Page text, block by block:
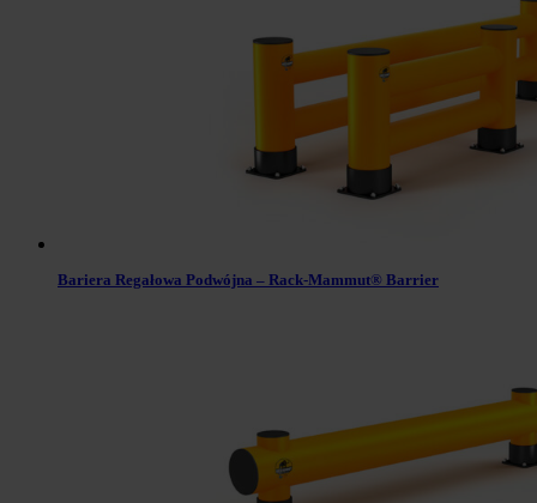
Bariera Regałowa Podwójna – Rack-Mammut® Barrier